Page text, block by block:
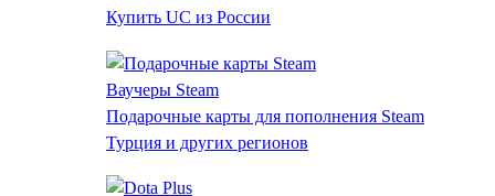
Купить UC из России
Ваучеры Steam
Подарочные карты для пополнения Steam
Турция и других регионовдля